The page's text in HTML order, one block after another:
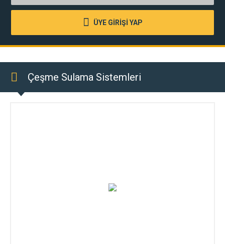
ÜYE GİRİŞİ YAP
Çeşme Sulama Sistemleri